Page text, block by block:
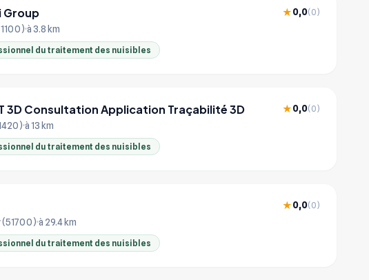
Group ★0,0(0)
à 3.8 km
du traitement des nuisibles
T 3D Consultation Application Traçabilité 3D ★0,0(0)
à 13 km
du traitement des nuisibles
★0,0(0)
(51700) à 29.4 km
du traitement des nuisibles